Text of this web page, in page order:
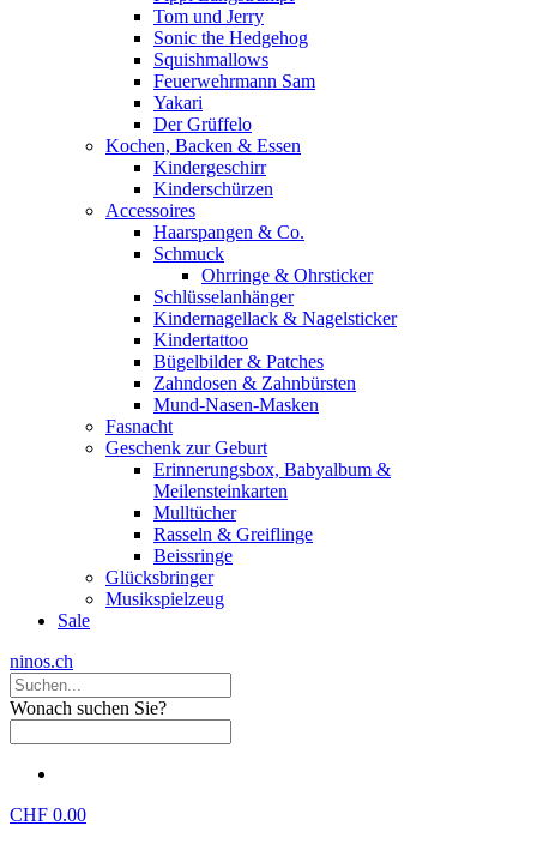
Tom und Jerry
Sonic the Hedgehog
Squishmallows
Feuerwehrmann Sam
Yakari
Der Grüffelo
Kochen, Backen & Essen
Kindergeschirr
Kinderschürzen
Accessoires
Haarspangen & Co.
Schmuck
Ohrringe & Ohrsticker
Schlüsselanhänger
Kindernagellack & Nagelsticker
Kindertattoo
Bügelbilder & Patches
Zahndosen & Zahnbürsten
Mund-Nasen-Masken
Fasnacht
Geschenk zur Geburt
Erinnerungsbox, Babyalbum &
Meilensteinkarten
Mulltücher
Rasseln & Greiflinge
Beissringe
Glücksbringer
Musikspielzeug
Sale
ninos.ch
Wonach suchen Sie?
CHF 0.00